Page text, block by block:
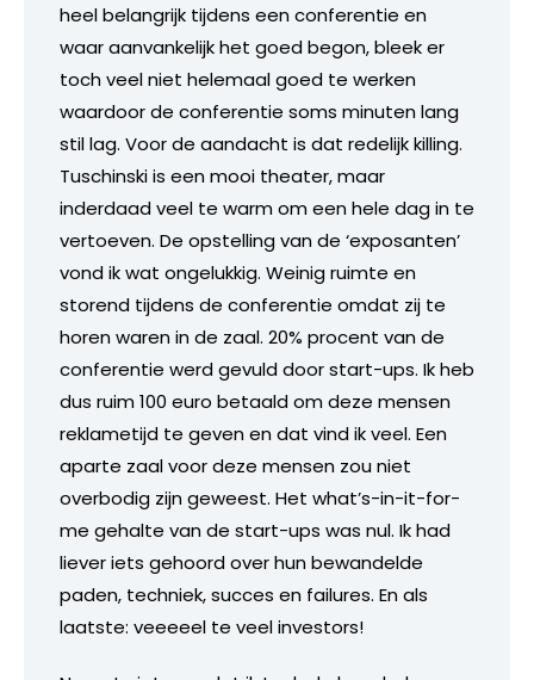
heel belangrijk tijdens een conferentie en
waar aanvankelijk het goed begon, bleek er
toch veel niet helemaal goed te werken
waardoor de conferentie soms minuten lang
stil lag. Voor de aandacht is dat redelijk killing.
Tuschinski is een mooi theater, maar
inderdaad veel te warm om een hele dag in te
vertoeven. De opstelling van de ‘exposanten’
vond ik wat ongelukkig. Weinig ruimte en
storend tijdens de conferentie omdat zij te
horen waren in de zaal. 20% procent van de
conferentie werd gevuld door start-ups. Ik heb
dus ruim 100 euro betaald om deze mensen
reklametijd te geven en dat vind ik veel. Een
aparte zaal voor deze mensen zou niet
overbodig zijn geweest. Het what’s-in-it-for-
me gehalte van de start-ups was nul. Ik had
liever iets gehoord over hun bewandelde
paden, techniek, succes en failures. En als
laatste: veeeeel te veel investors!